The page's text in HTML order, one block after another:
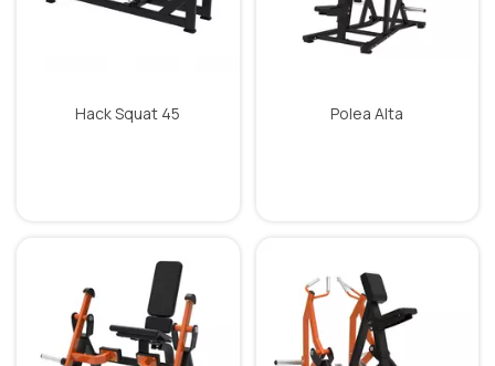
Hack Squat 45 Polea Alta